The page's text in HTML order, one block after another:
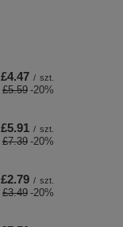
£4.47 / szt.
£5.59 -20%
£5.91 / szt.
£7.39 -20%
£2.79 / szt.
£3.49 -20%